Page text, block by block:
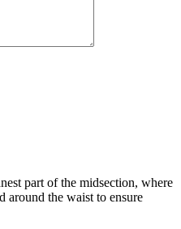
part of the midsection, where
around the waist to ensure